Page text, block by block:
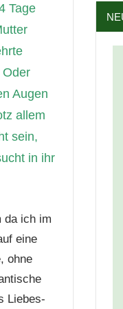
Tage
Augen
allem
sein,
in ihr
da ich im
eine
ohne
Liebes-